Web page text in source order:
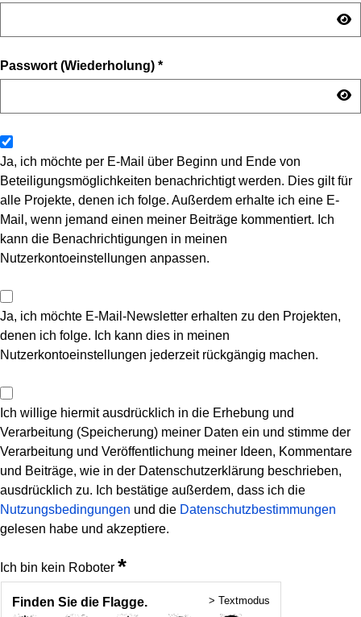
Passwort (Wiederholung) *
Ja, ich möchte per E-Mail über Beginn und Ende von
Beteiligungsmöglichkeiten benachrichtigt werden. Dies gilt für
alle Projekte, denen ich folge. Außerdem erhalte ich eine E-
Mail, wenn jemand einen meiner Beiträge kommentiert. Ich
kann die Benachrichtigungen in meinen
Nutzerkontoeinstellungen anpassen.
Ja, ich möchte E-Mail-Newsletter erhalten zu den Projekten,
denen ich folge. Ich kann dies in meinen
Nutzerkontoeinstellungen jederzeit rückgängig machen.
Ich willige hiermit ausdrücklich in die Erhebung und
Verarbeitung (Speicherung) meiner Daten ein und stimme der
Verarbeitung und Veröffentlichung meiner Ideen, Kommentare
und Beiträge, wie in der Datenschutzerklärung beschrieben,
ausdrücklich zu. Ich bestätige außerdem, dass ich die
Nutzungsbedingungen und die Datenschutzbestimmungen
gelesen habe und akzeptiere.
Ich bin kein Roboter *
Finden Sie die Flagge. > Textmodus